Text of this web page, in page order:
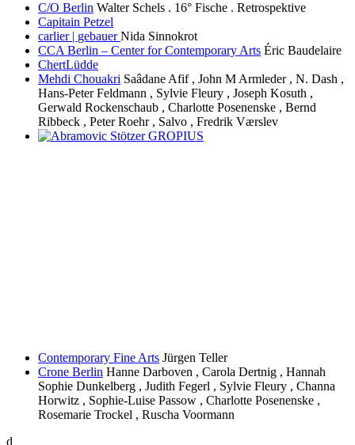
C/O Berlin Walter Schels . 16° Fische . Retrospektive
Capitain Petzel
carlier | gebauerNida Sinnokrot
CCA Berlin – Center for Contemporary Arts Éric Baudelaire
ChertLüdde
Mehdi Chouakri Saâdane Afif , John M Armleder , N. Dash ,
Hans-Peter Feldmann , Sylvie Fleury , Joseph Kosuth ,
Gerwald Rockenschaub , Charlotte Posenenske , Bernd
Ribbeck , Peter Roehr , Salvo , Fredrik Værslev
Contemporary Fine Arts Jürgen Teller
Crone Berlin Hanne Darboven , Carola Dertnig , Hannah
Sophie Dunkelberg , Judith Fegerl , Sylvie Fleury , Channa
Horwitz , Sophie-Luise Passow , Charlotte Posenenske ,
Rosemarie Trockel , Ruscha Voormann
d